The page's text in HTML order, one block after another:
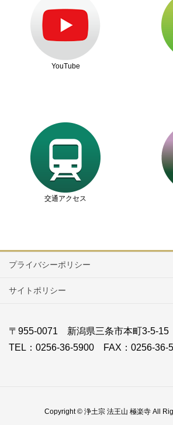
YouTube
交通アクセス
プライバシーポリシー
サイトポリシー
〒955-0071 新潟県三条市本町3-5-15
TEL：0256-36-5900 FAX：0256-36-
Copyright © 浄土宗 法王山 極楽寺 All